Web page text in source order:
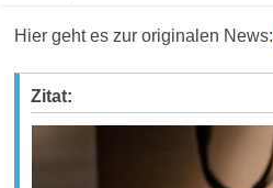
Hier geht es zur originalen News:
Zitat: